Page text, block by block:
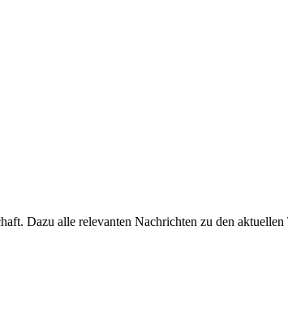
Dazu alle relevanten Nachrichten zu den